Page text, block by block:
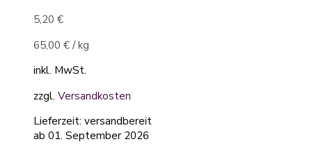
5,20 €
65,00 €/kg
inkl. MwSt.
zzgl. Versandkosten
Lieferzeit: versandbereit
ab 01. September 2026